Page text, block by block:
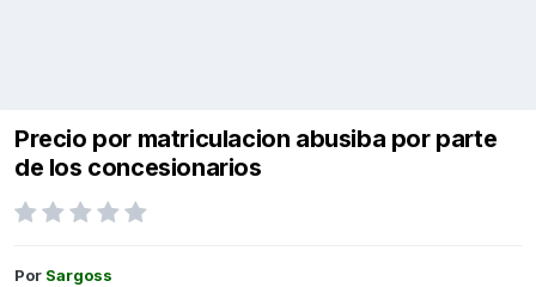
Precio por matriculacion abusiba por parte
de los concesionarios
Por Sargoss